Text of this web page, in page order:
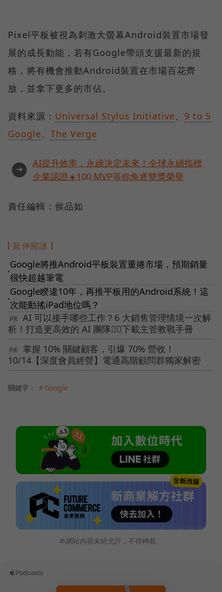
Pixel平板被視為刺激大螢幕Android裝置市場發
展的成長動能，若有Google帶頭支援最新的規
格，將有機會推動Android裝置在市場百花齊
放，並拿下更多的市佔。
資料來源： Universal Stylus Initiative、 9 to 5
Google、 The Verge
➜
AI提升效率，永續決定未來！全球永續指標
企業認證☀️100 MVP等你角逐雙獎榮譽
責任編輯：侯品如
延伸閱讀
●
Google將推Android平板裝置重捲市場，預期銷量
很快超越筆電
●
Google睽違10年，再推平板用的Android系統！這
次能動搖iPad地位嗎？
AI 可以接手哪些工作？6 大銷售管理情境一次解
析！打造更高效的 AI 團隊👉🏻下載主管教戰手冊
掌握 10% 關鍵顧客，引爆 70% 營收！
10/14【深度會員經營】電通高階顧問群獨家解密
關鍵字： ＃Google
本網站內容未經允許，不得轉載。